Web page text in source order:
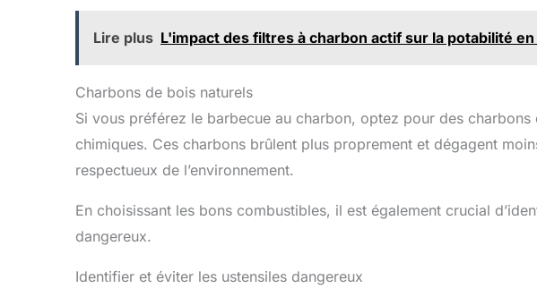
Lire plus L'impact des filtres à charbon actif sur la potabilité
Charbons de bois naturels
Si vous préférez le barbecue au charbon, optez pour des
chimiques. Ces charbons brûlent plus proprement et dégagent
respectueux de l’environnement.
En choisissant les bons combustibles, il est également crucial
dangereux.
Identifier et éviter les ustensiles dangereux